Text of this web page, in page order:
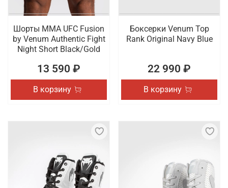
Шорты ММА UFC Fusion
by Venum Authentic Fight
Night Short Black/Gold
13 590 ₽
В корзину
Боксерки Venum Top
Rank Original Navy Blue
22 990 ₽
В корзину